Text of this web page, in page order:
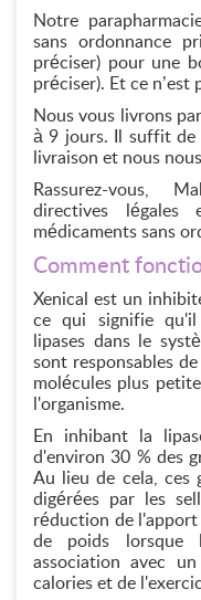
Notre
sans ordonnance
préciser) pour une
préciser). Et ce n’est
Nous vous livrons
à 9 jours. Il suffit de
livraison et nous
Rassurez-vous,
directives
médicaments sans
Comment
Xenical est un
ce qui signifie qu'il
lipases dans le
sont responsables
molécules plus
l'organisme.
En inhibant la
d'environ 30 % des
Au lieu de cela, ces
digérées par les
réduction de
de poids lorsque
association avec
calories et de